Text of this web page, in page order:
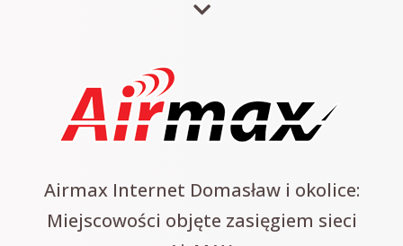
Airmax Internet Domasław i okolice:
Miejscowości objęte zasięgiem sieci